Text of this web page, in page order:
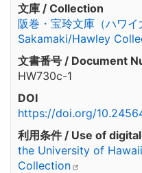
文庫 / Collection
阪巻・宝玲文庫（ハワ
Sakamaki/Hawley
文書番号 / Document
HW730c-1
DOI
https://doi.org/
利用条件 / Use of
the University of
Collection